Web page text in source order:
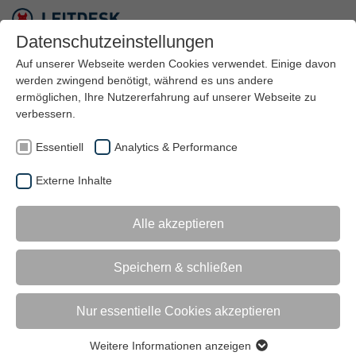
AI AGENT DEVELOPER (M/W/D)
Du denkst in Workflows, verstehst Datenflüsse
praktisch zum Einsatz bringen? Du willst
intelligente Agentensysteme entwickeln, die
echten Mehrwert im Alltag schaffen? Worum es
geht Als AI Agent Developer (m/w/d) entwickelst,
testest und integrierst Du KI-Agenten auf Basis
von Low-Code- und Automatisierungsplattformen.
Workflows, verbindest Datenquellen und Modelle
und sorgst dafür, dass KI-Lösungen im Alltag
Datenschutzeinstellungen
Auf unserer Webseite werden Cookies verwendet. Einige davon
werden zwingend benötigt, während es uns andere
ermöglichen, Ihre Nutzererfahrung auf unserer Webseite zu
verbessern.
Essentiell Analytics & Performance
Externe Inhalte
Alle akzeptieren
Speichern & schließen
Nur essentielle Cookies akzeptieren
Weitere Informationen anzeigen